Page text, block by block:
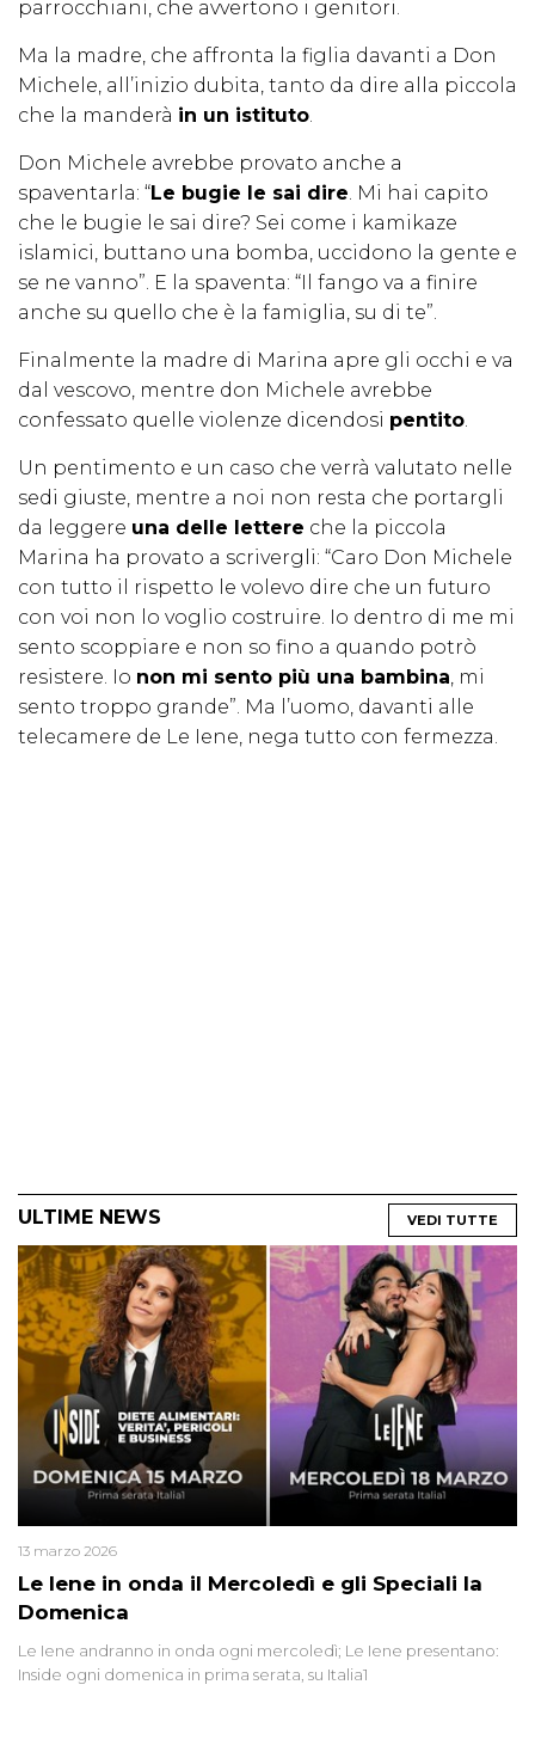
parrocchiani, che avvertono i genitori.
Ma la madre, che affronta la figlia davanti a Don
Michele, all’inizio dubita, tanto da dire alla piccola
che la manderà in un istituto.
Don Michele avrebbe provato anche a
spaventarla: “Le bugie le sai dire. Mi hai capito
che le bugie le sai dire? Sei come i kamikaze
islamici, buttano una bomba, uccidono la gente e
se ne vanno”. E la spaventa: “Il fango va a finire
anche su quello che è la famiglia, su di te”.
Finalmente la madre di Marina apre gli occhi e va
dal vescovo, mentre don Michele avrebbe
confessato quelle violenze dicendosi pentito.
Un pentimento e un caso che verrà valutato nelle
sedi giuste, mentre a noi non resta che portargli
da leggere una delle lettere che la piccola
Marina ha provato a scrivergli: “Caro Don Michele
con tutto il rispetto le volevo dire che un futuro
con voi non lo voglio costruire. Io dentro di me mi
sento scoppiare e non so fino a quando potrò
resistere. Io non mi sento più una bambina, mi
sento troppo grande”. Ma l’uomo, davanti alle
telecamere de Le Iene, nega tutto con fermezza.
ULTIME NEWS VEDI TUTTE
Le Iene in onda il Mercoledì e gli Speciali la
Domenica
13 marzo 2026
Le Iene andranno in onda ogni mercoledì; Le Iene presentano:
Inside ogni domenica in prima serata, su Italia1